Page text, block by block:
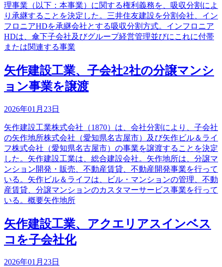
理事業（以下：本事業）に関する権利義務を、吸収分割によ
り承継することを決定した。三井住友建設を分割会社、イン
フロニアHDを承継会社とする吸収分割方式。インフロニア
HDは、傘下子会社及びグループ経営管理並びにこれに付帯
または関連する事業
矢作建設工業、子会社2社の分譲マンシ
ョン事業を譲渡
2026年01月23日
矢作建設工業株式会社（1870）は、会社分割により、子会社
の矢作地所株式会社（愛知県名古屋市）及び矢作ビル＆ライ
フ株式会社（愛知県名古屋市）の事業を譲渡することを決定
した。矢作建設工業は、総合建設会社。矢作地所は、分譲マ
ンション開発・販売、不動産賃貸、不動産開発事業を行って
いる。矢作ビル＆ライフは、ビル・マンションの管理、不動
産賃貸、分譲マンションのカスタマーサービス事業を行って
いる。概要矢作地所
矢作建設工業、アクエリアスインベス
コを子会社化
2026年01月23日